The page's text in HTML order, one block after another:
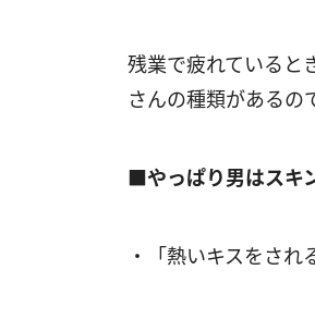
残業で疲れていると
さんの種類があるの
■やっぱり男はスキ
・「熱いキスをされ